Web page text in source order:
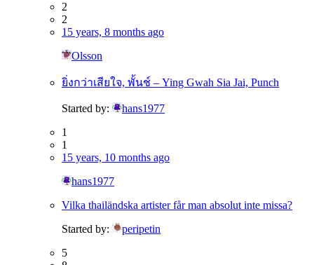
2
2
15 years, 8 months ago
Olsson
ยิ่งกว่าเสียใจ, พั้นช์ – Ying Gwah Sia Jai, Punch
Started by:
hans1977
1
1
15 years, 10 months ago
hans1977
Vilka thailändska artister får man absolut inte missa?
Started by:
peripetin
5